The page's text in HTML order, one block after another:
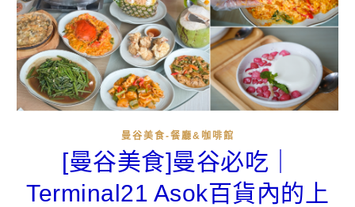
曼谷美食-餐廳&咖啡館
[曼谷美食]曼谷必吃｜
Terminal21 Asok百貨內的上